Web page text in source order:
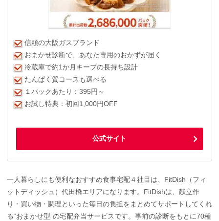
信頼の大阪ガスブランド
おまかせ診断で、あなた専用のおかずが届く
冷蔵庫で約1か月キープの長持ち設計
たんぱく質コースも選べる
１パックあたり：395円～
お試し特典：初回1,000円OFF
公式サイト
一人暮らしにも便利なおすすめ食事宅配４社目は、FitDish（フィ
ットディッシュ）代田橋エリアになります。FitDishは、献立作
り・買い物・調理といった毎日の負担をまとめてサポートしてくれ
る“おまかせ型”の宅配弁当サービスです。事前の診断をもとに70種